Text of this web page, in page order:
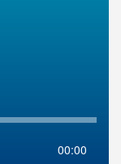
00:00